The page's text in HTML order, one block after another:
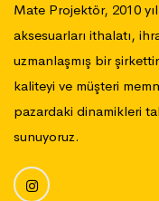
Mate Projektör, 2010
aksesuarları ithalatı,
uzmanlaşmış bir
kaliteyi ve müşteri
pazardaki dinamikleri
sunuyoruz.